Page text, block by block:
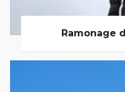
Ramonage